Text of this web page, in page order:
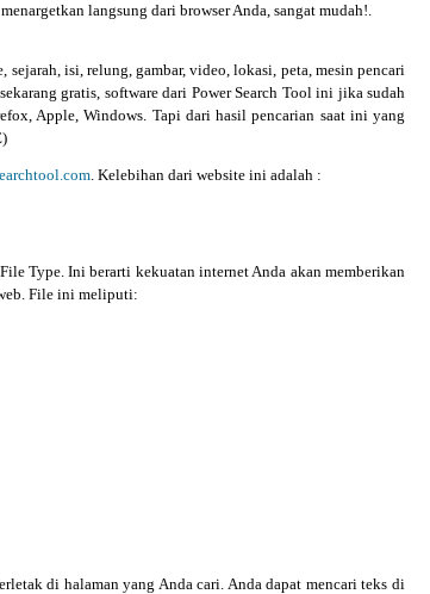
langsung dari browser Anda, sangat mudah!.
isi, relung, gambar, video, lokasi, peta, mesin pencari
gratis, software dari Power Search Tool ini jika sudah
Apple, Windows. Tapi dari hasil pencarian saat ini yang
. Kelebihan dari website ini adalah :
Type. Ini berarti kekuatan internet Anda akan memberikan
File ini meliputi:
di halaman yang Anda cari. Anda dapat mencari teks di